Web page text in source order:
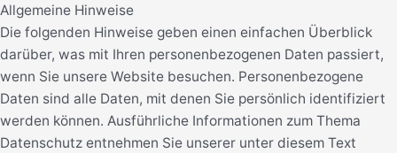
Allgemeine Hinweise
Die folgenden Hinweise geben einen einfachen Überblick
darüber, was mit Ihren personenbezogenen Daten passiert,
wenn Sie unsere Website besuchen. Personenbezogene
Daten sind alle Daten, mit denen Sie persönlich identifiziert
werden können. Ausführliche Informationen zum Thema
Datenschutz entnehmen Sie unserer unter diesem Text